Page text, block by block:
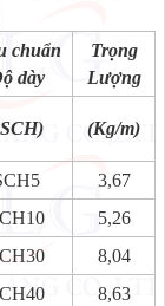
chuẩn
dày
Trọng
Lượng
(Kg/m)
3,67
5,26
8,04
8,63